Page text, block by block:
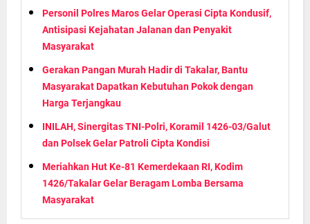
Personil Polres Maros Gelar Operasi Cipta Kondusif,
Antisipasi Kejahatan Jalanan dan Penyakit
Masyarakat
Gerakan Pangan Murah Hadir di Takalar, Bantu
Masyarakat Dapatkan Kebutuhan Pokok dengan
Harga Terjangkau
INILAH, Sinergitas TNI-Polri, Koramil 1426-03/Galut
dan Polsek Gelar Patroli Cipta Kondisi
Meriahkan Hut Ke-81 Kemerdekaan RI, Kodim
1426/Takalar Gelar Beragam Lomba Bersama
Masyarakat